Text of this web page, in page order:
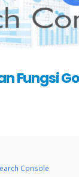
Fungsi
Console